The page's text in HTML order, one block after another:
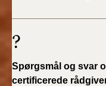
BR18 (1/7-31/12
2020)
?
Spørgsmål og svar
certificerede